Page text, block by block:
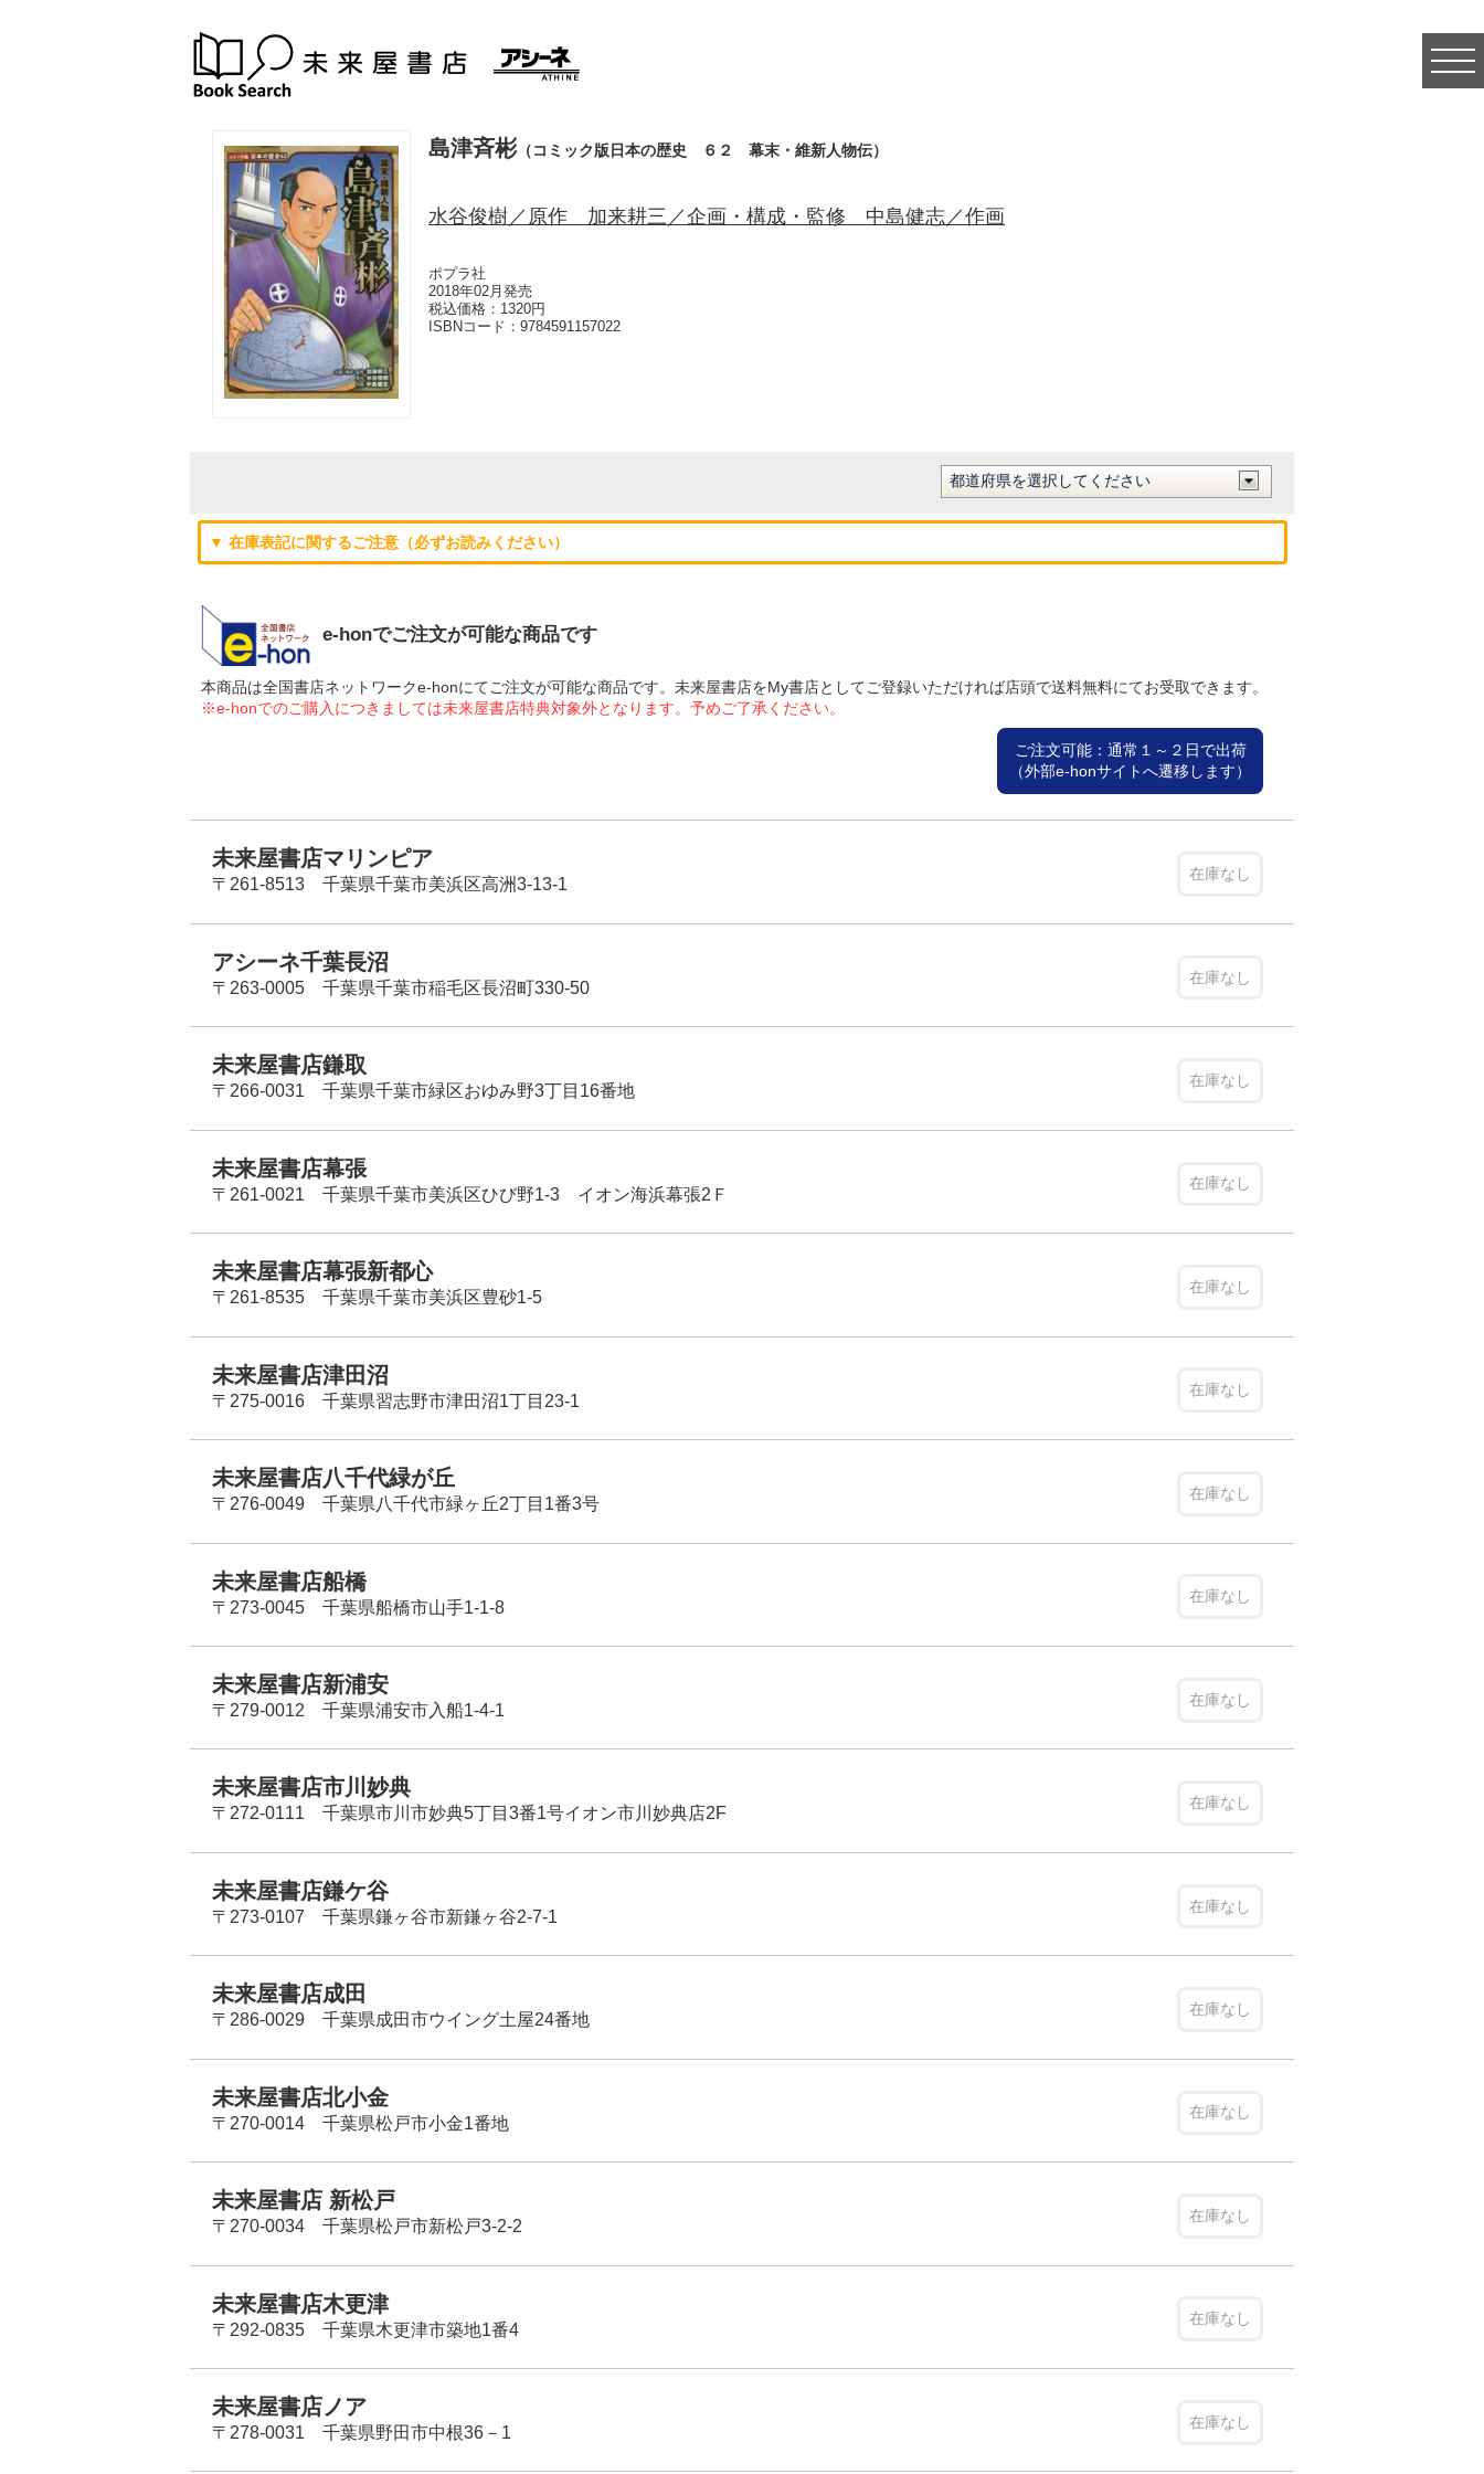
島津斉彬（コミック版日本の歴史 ６２ 幕末・維新人物伝）
水谷俊樹／原作 加来耕三／企画・構成・監修 中島健志／作画
ポプラ社
2018年02月発売
税込価格：1320円
ISBNコード： 9784591157022
▼ 在庫表記に関するご注意（必ずお読みください）
e-honでご注文が可能な商品です
本商品は全国書店ネットワークe-honにてご注文が可能な商品です。未来屋書店をMy書店としてご登録いただければ店頭で送料無料にてお受取できます。
※e-honでのご購入につきましては未来屋書店特典対象外となります。予めご了承ください。
ご注文可能：通常１～２日で出荷
（外部e-honサイトへ遷移します）
未来屋書店マリンピア
〒261-8513 千葉県千葉市美浜区高洲3-13-1
在庫なし
アシーネ千葉長沼
〒263-0005 千葉県千葉市稲毛区長沼町330-50
在庫なし
未来屋書店鎌取
〒266-0031 千葉県千葉市緑区おゆみ野3丁目16番地
在庫なし
未来屋書店幕張
〒261-0021 千葉県千葉市美浜区ひび野1-3 イオン海浜幕張2Ｆ
在庫なし
未来屋書店幕張新都心
〒261-8535 千葉県千葉市美浜区豊砂1-5
在庫なし
未来屋書店津田沼
〒275-0016 千葉県習志野市津田沼1丁目23-1
在庫なし
未来屋書店八千代緑が丘
〒276-0049 千葉県八千代市緑ヶ丘2丁目1番3号
在庫なし
未来屋書店船橋
〒273-0045 千葉県船橋市山手1-1-8
在庫なし
未来屋書店新浦安
〒279-0012 千葉県浦安市入船1-4-1
在庫なし
未来屋書店市川妙典
〒272-0111 千葉県市川市妙典5丁目3番1号イオン市川妙典店2F
在庫なし
未来屋書店鎌ケ谷
〒273-0107 千葉県鎌ヶ谷市新鎌ヶ谷2-7-1
在庫なし
未来屋書店成田
〒286-0029 千葉県成田市ウイング土屋24番地
在庫なし
未来屋書店北小金
〒270-0014 千葉県松戸市小金1番地
在庫なし
未来屋書店 新松戸
〒270-0034 千葉県松戸市新松戸3-2-2
在庫なし
未来屋書店木更津
〒292-0835 千葉県木更津市築地1番4
在庫なし
未来屋書店ノア
〒278-0031 千葉県野田市中根36－1
在庫なし